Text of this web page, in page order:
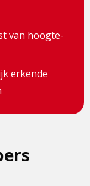
van hoogte-
erkende